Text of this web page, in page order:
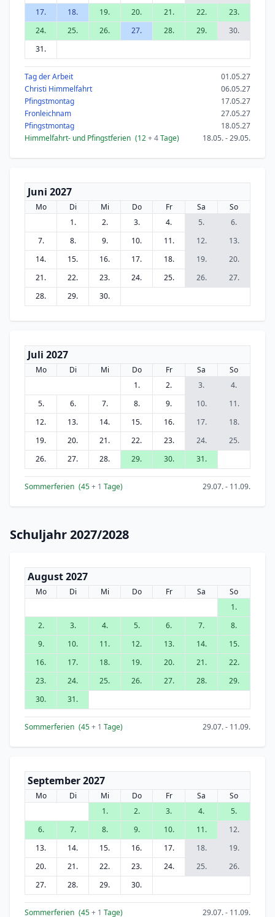
17.
18. 19. 20. 21. 22.
23.
24.
25. 26. 27. 28. 29.
30.
31.
Tag der Arbeit
01.05.27
Christi Himmelfahrt
06.05.27
Pfingstmontag
17.05.27
Fronleichnam
27.05.27
Pfingstmontag
18.05.27
Himmelfahrt- und Pfingstferien (12+ 4Tage) 18.05. - 29.05.
Juni 2027
Mo Di Mi Do Fr Sa
So
1.
2. 3. 4. 5.
6.
7.
8. 9. 10. 11. 12.
13.
14.
15. 16. 17. 18. 19.
20.
21.
22. 23. 24. 25. 26.
27.
28.
29. 30.
Juli 2027
Mo Di Mi Do Fr Sa
So
1.
2. 3.
4.
5.
6. 7. 8. 9. 10.
11.
12.
13. 14. 15. 16. 17.
18.
19.
20. 21. 22. 23. 24.
25.
26.
27. 28. 29. 30. 31.
Sommerferien (45+ 1 Tage) 29.07. - 11.09.
Schuljahr 2027/2028
August 2027
Mo Di Mi Do Fr Sa
So
1.
2.
3. 4. 5. 6. 7.
8.
9.
10. 11. 12. 13. 14.
15.
16.
17. 18. 19. 20. 21.
22.
23.
24. 25. 26. 27. 28.
29.
30.
31.
Sommerferien (45+ 1 Tage) 29.07. - 11.09.
September 2027
Mo Di Mi Do Fr Sa
So
1.
2. 3. 4.
5.
6.
7. 8. 9. 10. 11.
12.
13.
14. 15. 16. 17. 18.
19.
20.
21. 22. 23. 24. 25.
26.
27.
28. 29. 30.
Sommerferien (45+ 1 Tage) 29.07. - 11.09.